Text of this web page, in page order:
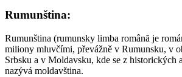
Rumunština:
Rumunština (rumunsky limba română je
miliony mluvčími, převážně v Rumunsku, v
Srbsku a v Moldavsku, kde se z historických
nazývá moldavština.